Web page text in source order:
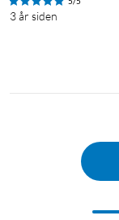
3 år siden